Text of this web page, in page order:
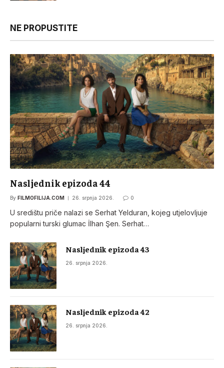
NE PROPUSTITE
Nasljednik epizoda 44
By FILMOFILIJA.COM 26. srpnja 2026. 0
U središtu priče nalazi se Serhat Yelduran, kojeg utjelovljuje
popularni turski glumac İlhan Şen. Serhat…
Nasljednik epizoda 43
26. srpnja 2026.
Nasljednik epizoda 42
26. srpnja 2026.